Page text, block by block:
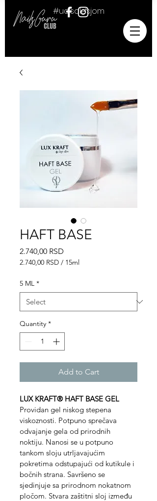
#ucisalesjom
HAFT BASE
2.740,00 RSD
2.740,00 RSD / 15ml
per
15
Milliliters
5 ML *
Quantity *
Add to Cart
LUX KRAFT® HAFT BASE GEL
Providan gel niskog stepena
viskoznosti. Potpuno sprečava
odvajanje gela od prirodnih
noktiju. Nanosi se u potpuno
tankom sloju utrljavajućim
pokretima odstupajući od kutikule i
bočnih strana. Savršeno se
sjedinjuje sa prirodnom nokatnom
pločom. Stvara zaštitni sloj između